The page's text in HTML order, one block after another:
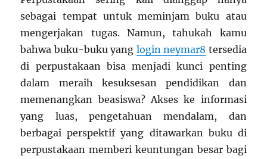
sebagai tempat untuk meminjam buku atau
mengerjakan tugas. Namun, tahukah kamu
bahwa buku-buku yang login neymar8 tersedia
di perpustakaan bisa menjadi kunci penting
dalam meraih kesuksesan pendidikan dan
memenangkan beasiswa? Akses ke informasi
yang luas, pengetahuan mendalam, dan
berbagai perspektif yang ditawarkan buku di
perpustakaan memberi keuntungan besar bagi